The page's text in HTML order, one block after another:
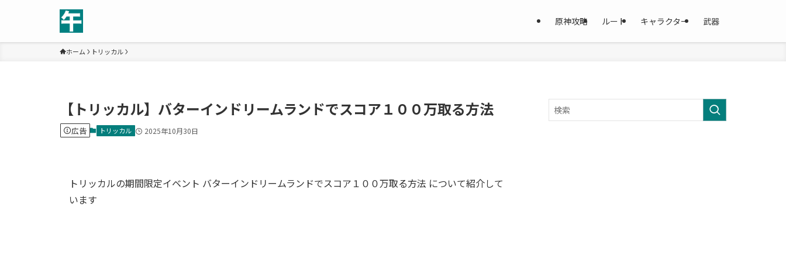
原神攻略 ルート キャラクター 武器
ホーム トリッカル
【トリッカル】バターインドリームランドでスコア１００万取る方法
広告 トリッカル 2025年10月30日
トリッカルの期間限定イベント バターインドリームランドでスコア１００万取る方法 について紹介して
います